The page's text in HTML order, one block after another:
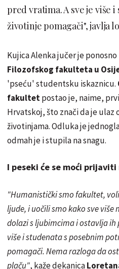
pred vratima. A sve je više
životinje pomagači", javlja
Kujica Alenka jučer je
Filozofskog fakulteta u
'pseću' studentsku iskaznicu.
fakultetpostao je, naime,
Hrvatskoj, što znači da je ulaz
životinjama. Odluka je
odmah je i stupila na snagu.
I peseki će se moći
"Humanistički smo fakultet,
ljude, i uočili smo kako sve
dolazi s ljubimcima i ostavlja ih
više i studenata s posebnim
pomagači. Nema razloga da
plaču", kaže dekanica